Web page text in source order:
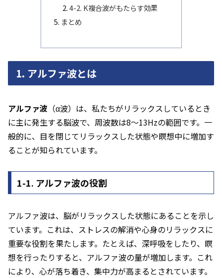
4-2. K複合波がもたらす効果
まとめ
1. アルファ波とは
アルファ波 （α波）は、私たちがリラックスしているとき
に主に発生する脳波で、周波数は8～13Hzの範囲です。一
般的に、目を閉じてリラックスした状態や瞑想中に増加す
ることが知られています。
1-1. アルファ波の役割
アルファ波は、脳がリラックスした状態にあることを示し
ています。これは、ストレスの解消や心身のリラックスに
重要な役割を果たします。たとえば、深呼吸をしたり、瞑
想を行ったりすると、アルファ波の量が増加します。これ
により、心が落ち着き、集中力が高まるとされています。